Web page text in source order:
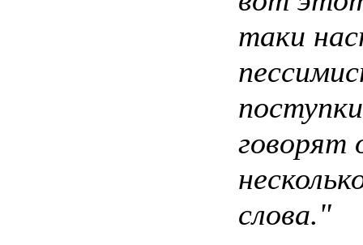
таки
говорят
слова."